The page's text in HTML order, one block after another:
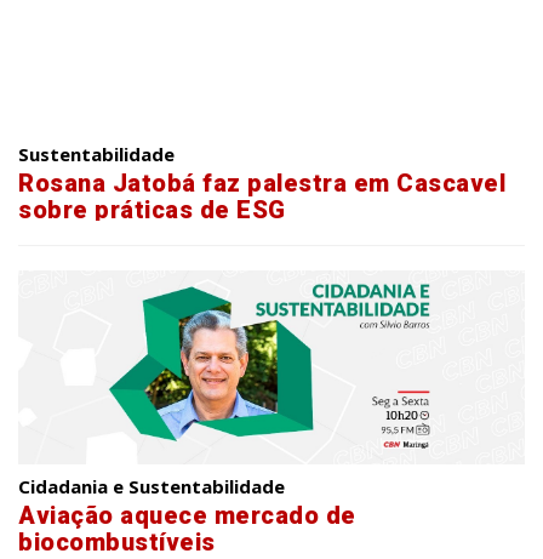
Sustentabilidade
Rosana Jatobá faz palestra em Cascavel
sobre práticas de ESG
Cidadania e Sustentabilidade
Aviação aquece mercado de
biocombustíveis